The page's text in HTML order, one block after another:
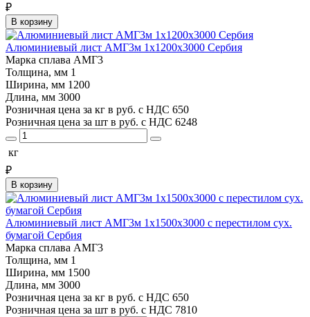
₽
В корзину
Алюминиевый лист АМГ3м 1х1200х3000 Сербия
Марка сплава АМГ3
Толщина, мм 1
Ширина, мм 1200
Длина, мм 3000
Розничная цена за кг в руб. с НДС 650
Розничная цена за шт в руб. с НДС 6248
кг
₽
В корзину
Алюминиевый лист АМГ3м 1х1500х3000 с перестилом сух.
бумагой Сербия
Марка сплава АМГ3
Толщина, мм 1
Ширина, мм 1500
Длина, мм 3000
Розничная цена за кг в руб. с НДС 650
Розничная цена за шт в руб. с НДС 7810